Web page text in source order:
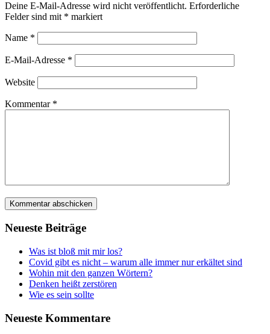
Deine E-Mail-Adresse wird nicht veröffentlicht. Erforderliche
Felder sind mit * markiert
Name *
E-Mail-Adresse *
Website
Kommentar *
Neu­es­te Beiträge
Was ist bloß mit mir los?
Covid gibt es nicht – war­um alle immer nur erkäl­tet sind
Wohin mit den gan­zen Wörtern?
Den­ken heißt zerstören
Wie es sein sollte
Neu­es­te Kommentare